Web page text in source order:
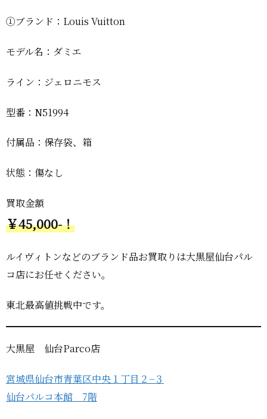
①ブランド：Louis Vuitton
モデル名：ダミエ
ライン：ジェロニモス
型番：N51994
付属品：保存袋、箱
状態：傷なし
買取金額
￥45,000-！
ルイヴィトンなどのブランド品お買取りは大黒屋仙台パル
コ店にお任せください。
東北最高値挑戦中です。
大黒屋 仙台Parco店
宮城県仙台市青葉区中央１丁目２−３
仙台パルコ本館 7階